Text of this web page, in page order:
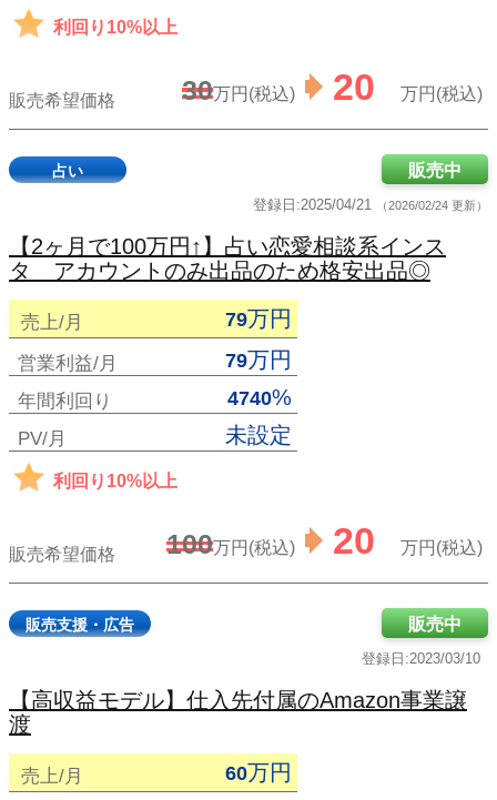
利回り10%以上
販売希望価格 30万円(税込) 20 万円(税込)
占い
登録日:2025/04/21 （2026/02/24 更新）
販売中
【2ヶ月で100万円↑】占い恋愛相談系インス
タ アカウントのみ出品のため格安出品◎
売上/月 79万円
営業利益/月 79万円
年間利回り 4740%
PV/月 未設定
利回り10%以上
販売希望価格 100万円(税込) 20 万円(税込)
販売支援・広告
登録日:2023/03/10
販売中
【高収益モデル】仕入先付属のAmazon事業譲
渡
売上/月 60万円